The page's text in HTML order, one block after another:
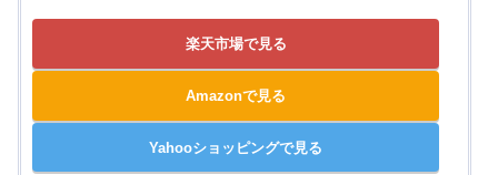
楽天市場で見る
Amazonで見る
Yahooショッピングで見る